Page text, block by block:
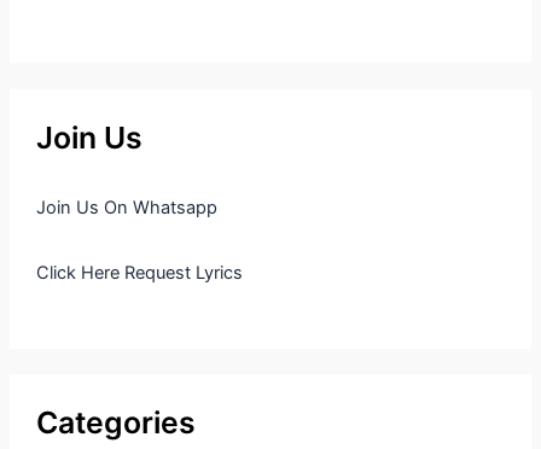
Join Us
Join Us On Whatsapp
Click Here Request Lyrics
Categories